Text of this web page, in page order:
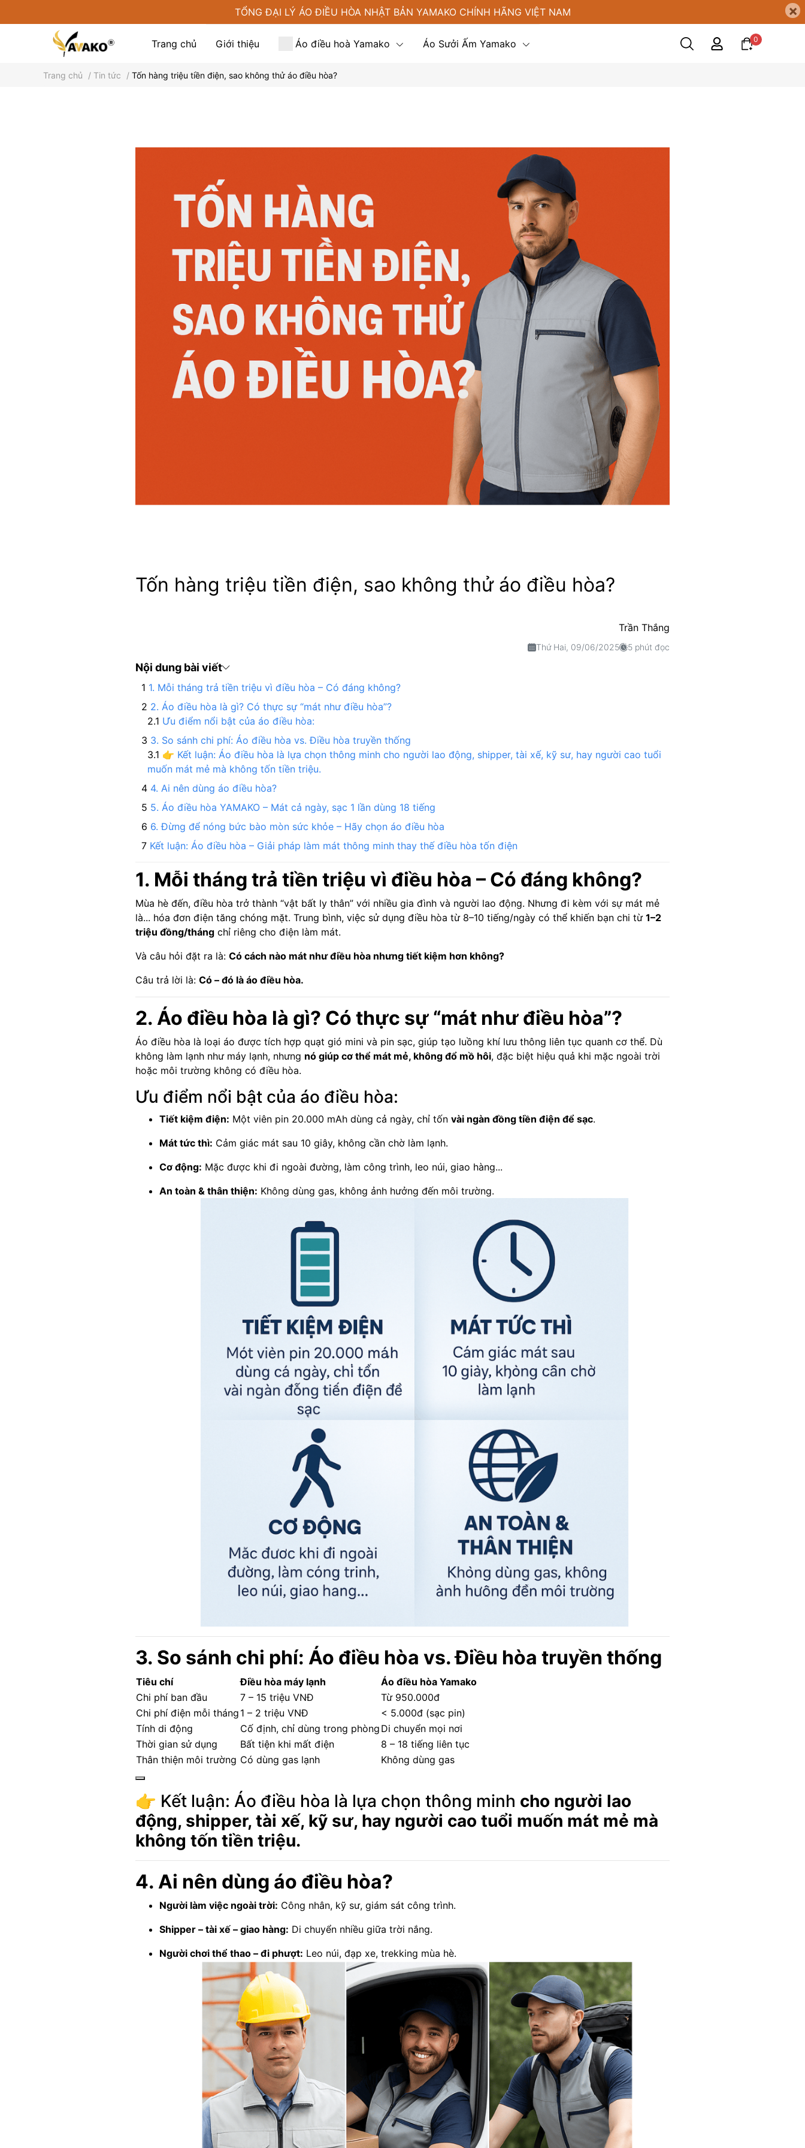
TỔNG ĐẠI LÝ ÁO ĐIỀU HÒA NHẬT BẢN YAMAKO CHÍNH HÃNG VIỆT NAM ×
Trang chủ Giới thiệu Áo điều hoà Yamako Áo Sưởi Ấm Yamako
Phụ kiện tại Yamako
0
Trang chủ / Tin tức / Tốn hàng triệu tiền điện, sao không thử áo điều hòa?
Tốn hàng triệu tiền điện, sao không thử áo điều hòa?
Trần Thắng
Thứ Hai, 09/06/2025 5 phút đọc
Nội dung bài viết
1. Mỗi tháng trả tiền triệu vì điều hòa – Có đáng không?
2. Áo điều hòa là gì? Có thực sự “mát như điều hòa”?
Ưu điểm nổi bật của áo điều hòa:
3. So sánh chi phí: Áo điều hòa vs. Điều hòa truyền thống
👉 Kết luận: Áo điều hòa là lựa chọn thông minh cho người lao động, shipper, tài xế, kỹ sư, hay người cao tuổi
muốn mát mẻ mà không tốn tiền triệu.
4. Ai nên dùng áo điều hòa?
5. Áo điều hòa YAMAKO – Mát cả ngày, sạc 1 lần dùng 18 tiếng
6. Đừng để nóng bức bào mòn sức khỏe – Hãy chọn áo điều hòa
Kết luận: Áo điều hòa – Giải pháp làm mát thông minh thay thế điều hòa tốn điện
1. Mỗi tháng trả tiền triệu vì điều hòa – Có đáng không?
Mùa hè đến, điều hòa trở thành “vật bất ly thân” với nhiều gia đình và người lao động. Nhưng đi kèm với sự mát mẻ
là... hóa đơn điện tăng chóng mặt. Trung bình, việc sử dụng điều hòa từ 8–10 tiếng/ngày có thể khiến bạn chi từ 1–2
triệu đồng/thángchỉ riêng cho điện làm mát.
Và câu hỏi đặt ra là: Có cách nào mát như điều hòa nhưng tiết kiệm hơn không?
Câu trả lời là: Có – đó là áo điều hòa.
2. Áo điều hòa là gì? Có thực sự “mát như điều hòa”?
Áo điều hòa là loại áo được tích hợp quạt gió mini và pin sạc, giúp tạo luồng khí lưu thông liên tục quanh cơ thể. Dù
không làm lạnh như máy lạnh, nhưng nó giúp cơ thể mát mẻ, không đổ mồ hôi, đặc biệt hiệu quả khi mặc ngoài trời
hoặc môi trường không có điều hòa.
Ưu điểm nổi bật của áo điều hòa:
Tiết kiệm điện: Một viên pin 20.000 mAh dùng cả ngày, chỉ tốn vài ngàn đồng tiền điện để sạc.
Mát tức thì: Cảm giác mát sau 10 giây, không cần chờ làm lạnh.
Cơ động: Mặc được khi đi ngoài đường, làm công trình, leo núi, giao hàng...
An toàn & thân thiện: Không dùng gas, không ảnh hưởng đến môi trường.
3. So sánh chi phí: Áo điều hòa vs. Điều hòa truyền thống
Tiêu chí Điều hòa máy lạnh
Áo điều hòa Yamako
Chi phí ban đầu
7 – 15 triệu VNĐ
Từ 950.000đ
Chi phí điện mỗi tháng 1 – 2 triệu VNĐ
< 5.000đ (sạc pin)
Tính di động
Cố định, chỉ dùng trong phòng Di chuyển mọi nơi
Thời gian sử dụng
Bất tiện khi mất điện
8 – 18 tiếng liên tục
Thân thiện môi trường Có dùng gas lạnh Không dùng gas
👉 Kết luận: Áo điều hòa là lựa chọn thông minh cho người lao
động, shipper, tài xế, kỹ sư, hay người cao tuổi muốn mát mẻ mà
không tốn tiền triệu.
4. Ai nên dùng áo điều hòa?
Người làm việc ngoài trời: Công nhân, kỹ sư, giám sát công trình.
Shipper – tài xế – giao hàng: Di chuyển nhiều giữa trời nắng.
Người chơi thể thao – đi phượt: Leo núi, đạp xe, trekking mùa hè.